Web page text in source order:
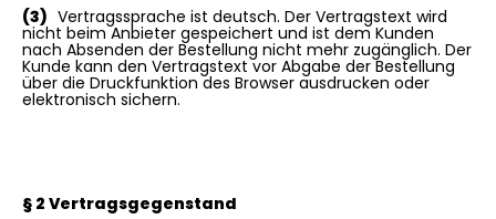
(3) Vertragssprache ist deutsch. Der Vertragstext wird
nicht beim Anbieter gespeichert und ist dem Kunden
nach Absenden der Bestellung nicht mehr zugänglich. Der
Kunde kann den Vertragstext vor Abgabe der Bestellung
über die Druckfunktion des Browser ausdrucken oder
elektronisch sichern.
§ 2 Vertragsgegenstand